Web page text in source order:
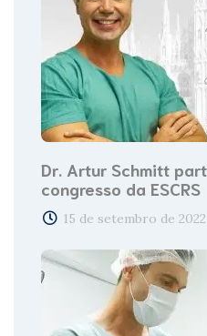
Dr. Artur Schmitt
congresso da ESCRS
15 de setembro de 2022